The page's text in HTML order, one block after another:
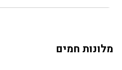
מלונות חמים